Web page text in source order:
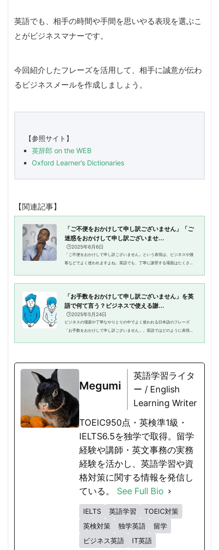
英語でも、相手の時間や手間を思いやる表現を選ぶこ
とがビジネスマナーです。
今回紹介したフレーズを活用して、相手に誠意が伝わ
るビジネスメールを作成しましょう。
【参照サイト】
英辞郎 on the WEB
Oxford Learner’s Dictionaries
【関連記事】
「ご不便をおかけして申し訳ございません」「ご
迷惑をおかけして申し訳ございませ...
🕒️2025年6月6日
「ご不便をおかけして申し訳ございません」という表現は、ビジネスや接
客などでよく使われますよね。英語でも、丁寧に謝罪する場面はたくさん
「お手数をおかけして申し訳ございません」を英
語で何て言う？ビジネスで使える謝...
🕒️2025年5月24日
ビジネスの場面や丁寧なやりとりの中でよく使われる日本語のフレーズ
「お手数をおかけして申し訳ございません」。英語ではどのように表現す
Megumi
英語学習ライタ
ー / English
Learning Writer
TOEIC950点・英検準1級・
IELTS6.5を独学で取得。留学
経験や講師・英文事務の実務
経験を活かし、英語学習や資
格対策に関する情報を発信し
ている。 See Full Bio
IELTS 英語学習
TOEIC対策
英検対策
独学英語
留学
ビジネス英語
IT英語